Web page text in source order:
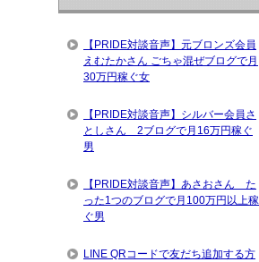
【PRIDE対談音声】元ブロンズ会員
えむたかさん ごちゃ混ぜブログで月
30万円稼ぐ女
【PRIDE対談音声】シルバー会員さ
としさん 2ブログで月16万円稼ぐ
男
【PRIDE対談音声】あさおさん た
った1つのブログで月100万円以上稼
ぐ男
LINE QRコードで友だち追加する方